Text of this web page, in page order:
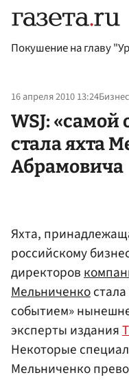
Покушение на главу
16 апреля 2010 13:24Бизнес
WSJ:
стала яхта
Абрамовича
Яхта,
российскому
директоров
Мельниченко
событием»
эксперты издания
Некоторые
Мельниченко